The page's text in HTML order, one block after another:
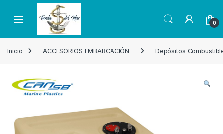
Skip to navigation
Skip to content
Open 0
Inicio ACCESORIOS EMBARCACIÓN Depósitos